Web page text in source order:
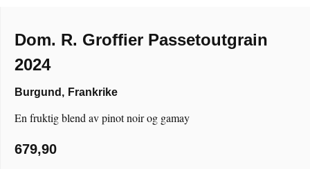
Dom. R. Groffier Passetoutgrain
2024
Burgund , Frankrike
En fruktig blend av pinot noir og gamay
679,90